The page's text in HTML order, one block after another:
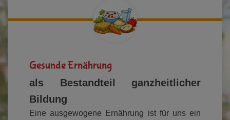
Gesunde Ernährung
als Bestandteil ganzheitlicher
Bildung
Eine ausgewogene Ernährung ist für uns ein